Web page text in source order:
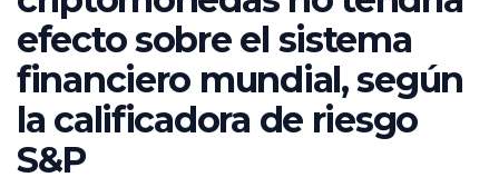
efecto sobre el sistema
financiero mundial, según
la calificadora de riesgo
S&P